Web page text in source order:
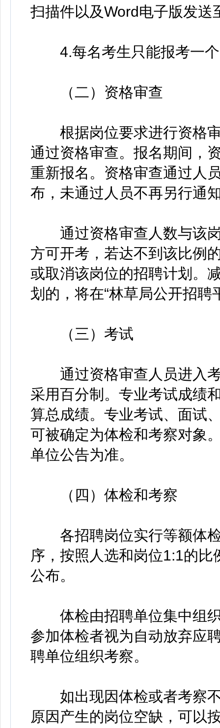
扫描件以及Word电子版发
4.每名考生只能报考一个
（二）资格审查
根据岗位要求进行资格审
通过资格审查。报名期间，
重新报名。资格审查通过人
布，未通过人员不再另行通
通过资格审查人数与该岗
方可开考，若达不到该比例
或取消该岗位的招聘计划。
划的，将在“林草局公开招聘
（三）考试
通过资格审查人员进入考
采用百分制。专业考试成绩
算总成绩。专业考试、面试
可被确定为体检和考察对象
单位公告为准。
（四）体检和考察
各招聘岗位实行等额体检
序，按照人选和岗位1:1的
公布。
体检由招聘单位集中组织
参加体检者视为自动放弃应
聘单位组织考察。
如出现因体检或者考察不
原因产生的岗位空缺，可以